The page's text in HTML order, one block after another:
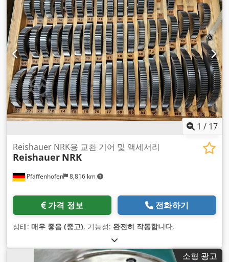
1 / 17
Pfaffenhofen 8,816 km
Reishauer NRK용 교환 기어 및 액세서리
Reishauer NRK
가격 정보 전화하기
상태: 매우 좋음 (중고), 기능성: 완전히 작동합니다,
소형 광고